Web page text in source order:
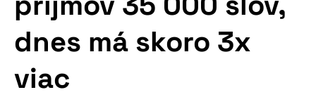
dnes má skoro 3x
viac